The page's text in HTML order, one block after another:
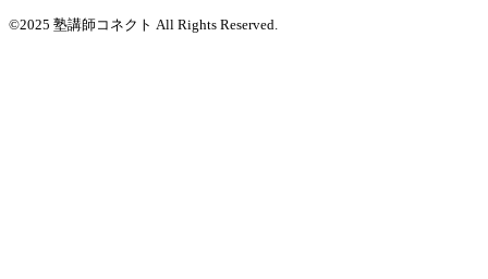
©2025 塾講師コネクト All Rights Reserved.